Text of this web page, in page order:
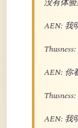
没有体验
AEN: 我
AEN: 你
Thusness:
AEN: 我